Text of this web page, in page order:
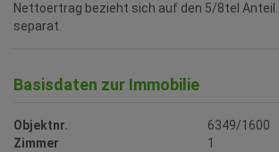
Nettoertrag bezieht sich auf den 5/8tel Anteil.
separat.
Basisdaten zur Immobilie
Objektnr.
6349/1600
Zimmer
1